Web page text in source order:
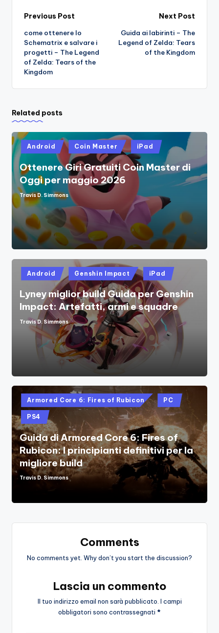
Post
navigation
Previous Post
come ottenere lo
Schematrix e salvare i
progetti – The Legend
of Zelda: Tears of the
Kingdom
Next Post
Guida ai labirinti – The
Legend of Zelda: Tears
of the Kingdom
Related posts
Posted
in
Android Coin Master iPad
Ottenere Giri Gratuiti Coin Master di
Oggi per maggio 2026
Posted
by
Travis D. Simmons
Posted
in
Android Genshin Impact iPad
Lyney miglior build Guida per Genshin
Impact: Artefatti, armi e squadre
Posted
Travis D. Simmons
Posted
in
Armored Core 6: Fires of Rubicon PC
PS4
Guida di Armored Core 6: Fires of
Rubicon: I principianti definitivi per la
migliore build
Posted
Travis D. Simmons
Comments
No comments yet. Why don’t you start the discussion?
Lascia un commento
Il tuo indirizzo email non sarà pubblicato. I campi
obbligatori sono contrassegnati *